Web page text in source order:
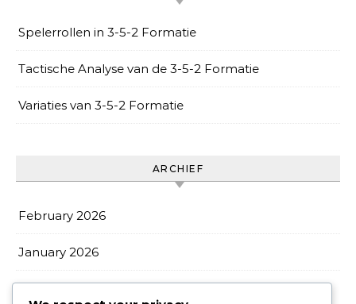
Spelerrollen in 3-5-2 Formatie
Tactische Analyse van de 3-5-2 Formatie
Variaties van 3-5-2 Formatie
ARCHIEF
February 2026
January 2026